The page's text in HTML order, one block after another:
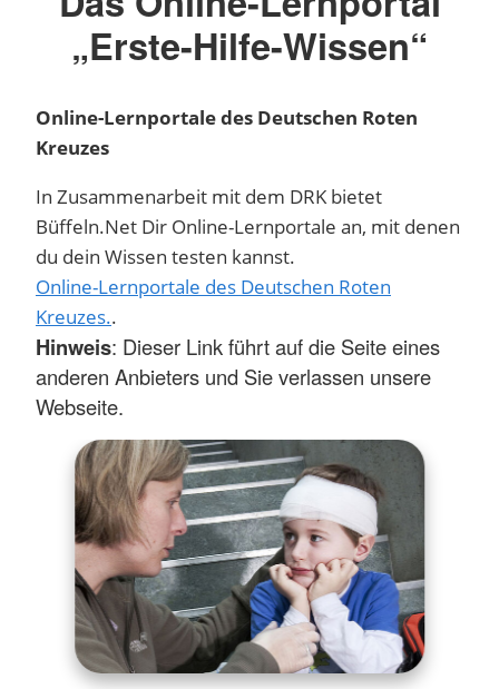
„Erste-Hilfe-Wissen“
Online-Lernportale des Deutschen Roten
Kreuzes
In Zusammenarbeit mit dem DRK bietet
Büffeln.Net Dir Online-Lernportale an, mit denen
du dein Wissen testen kannst.
Online-Lernportale des Deutschen Roten
Kreuzes..
Hinweis: Dieser Link führt auf die Seite eines
anderen Anbieters und Sie verlassen unsere
Webseite.